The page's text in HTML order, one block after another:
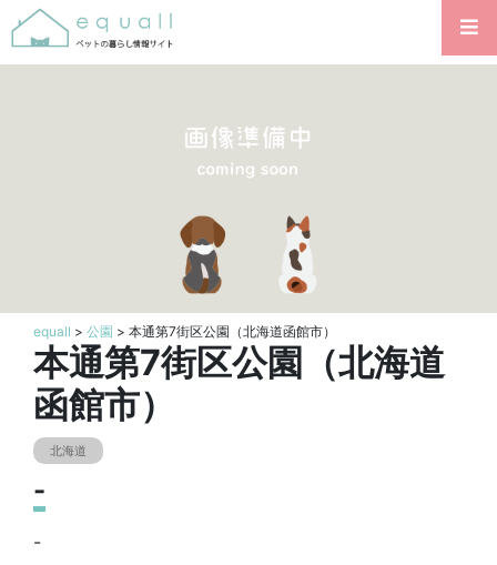
equall > 公園 > 本通第7街区公園（北海道函館市）
本通第7街区公園（北海道
函館市）
北海道
-
-